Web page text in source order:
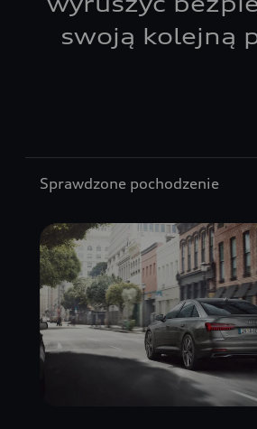
swoją kolejną
Sprawdzone pochodzenie